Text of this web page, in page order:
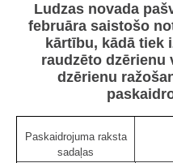
Ludzas novada
februāra saistošo
kārtību, kādā tiek
raudzēto dzērienu
dzērienu
Paskaidrojuma raksta
sadaļas